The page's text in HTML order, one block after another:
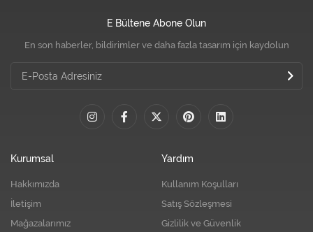
E Bültene Abone Olun
En son haberler, bildirimler ve daha fazla tasarım için kaydolun
Kurumsal
Hakkımızda
İletişim
Mağazalarımız
Yardım
Kullanım Koşulları
Satış Sözleşmesi
Gizlilik ve Güvenlik